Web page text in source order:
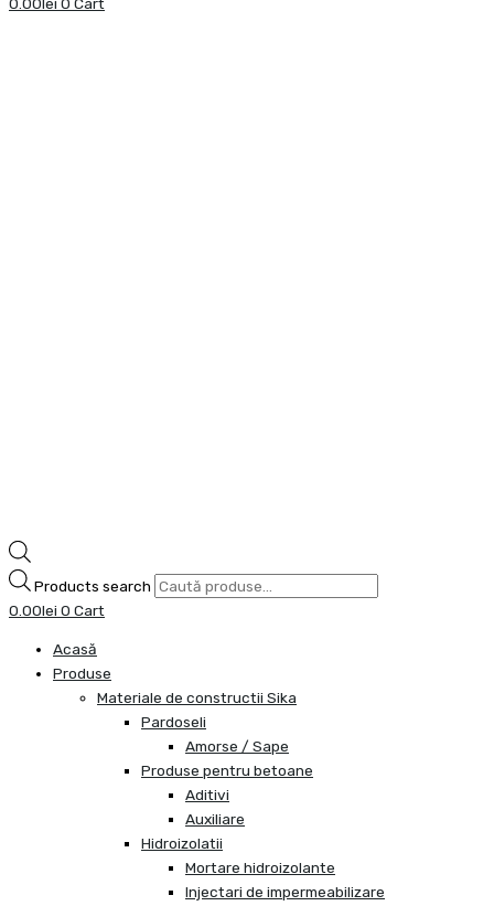
Products search
0.00lei 0 Cart
Acasă
Produse
Materiale de constructii Sika
Pardoseli
Amorse / Sape
Produse pentru betoane
Aditivi
Auxiliare
Hidroizolatii
Mortare hidroizolante
Injectari de impermeabilizare